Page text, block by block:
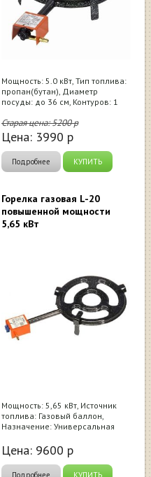
Мощность: 5.0 кВт, Тип топлива:
пропан(бутан), Диаметр
посуды: до 36 см, Контуров: 1
Старая цена:5200р
Цена: 3990 р
Подробнее КУПИТЬ
Горелка газовая L-20
повышенной мощности
5,65 кВт
Мощность: 5,65 кВт, Источник
топлива: Газовый баллон,
Назначение: Универсальная
Цена: 9600 р